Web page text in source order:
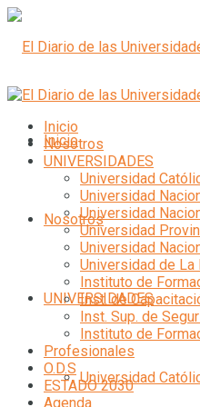
Inicio
Nosotros
UNIVERSIDADES
Universidad
Inicio
Nosotros
UNIVERSIDADES
Universidad
Universidad
Universidad
Universidad
Universidad
Universidad de La
Instituto de
Inst. de
Inst. Sup. de
Instituto de
Profesionales
O.D.S
ESTADO 2030
Agenda